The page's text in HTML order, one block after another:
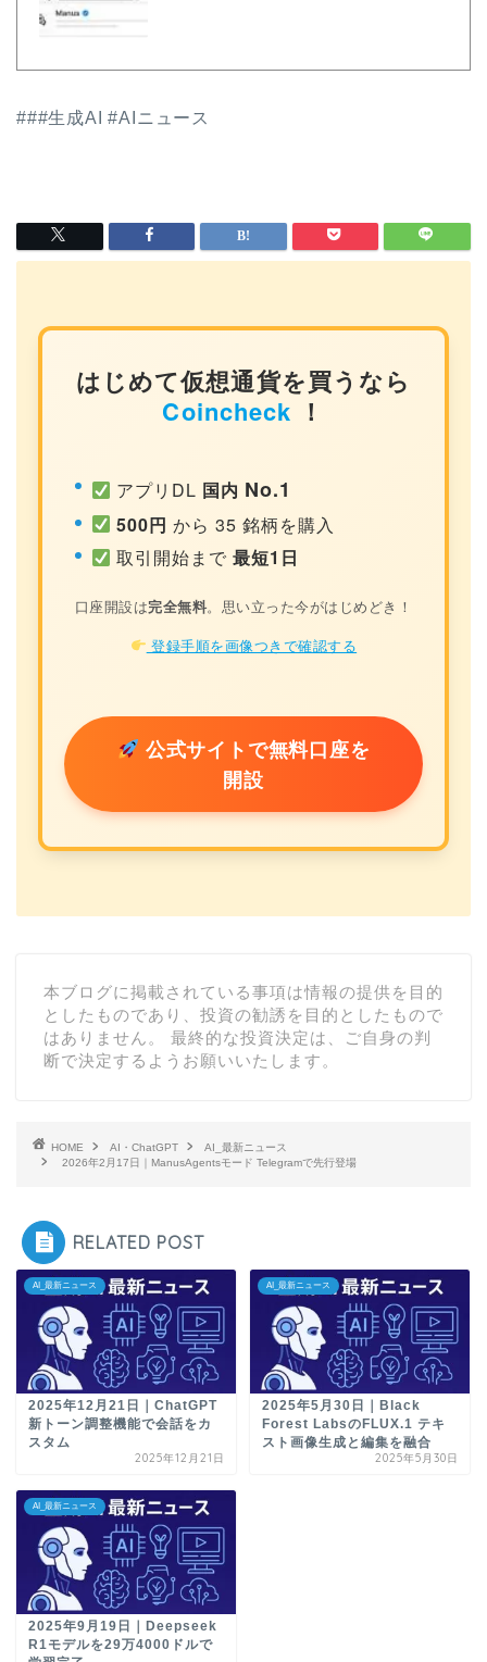
###生成AI #AIニュース
はじめて仮想通貨を買うなら
Coincheck ！
アプリDL 国内 No.1
500円 から 35 銘柄を購入
取引開始まで最短1日
口座開設は完全無料。思い立った今がはじめどき！
登録手順を画像つきで確認する
公式サイトで無料口座を
開設
本ブログに掲載されている事項は情報の提供を目的
としたものであり、投資の勧誘を目的としたもので
はありません。 最終的な投資決定は、ご自身の判
断で決定するようお願いいたします。
HOME AI・ChatGPT
AI_最新ニュース
2026年2月17日｜ManusAgentsモード Telegramで先行登場
RELATED POST
AI_最新ニュース
2025年12月21日｜ChatGPT
新トーン調整機能で会話をカ
スタム
2025年12月21日
AI_最新ニュース
2025年5月30日｜Black
Forest LabsのFLUX.1 テキ
スト画像生成と編集を融合
2025年5月30日
AI_最新ニュース
2025年9月19日｜Deepseek
R1モデルを29万4000ドルで